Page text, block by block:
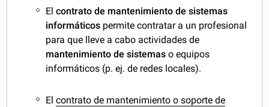
Elcontrato de mantenimiento de sistemas
informáticos permite contratar a un profesional
para que lleve a cabo actividades de
mantenimiento de sistemas o equipos
informáticos (p. ej. de redes locales).
Elcontrato de mantenimiento o soporte de